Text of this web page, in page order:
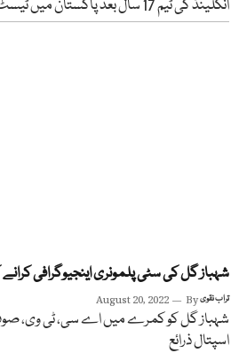
انگلینڈ کی ٹیم 17 سال بعد پاکستان میں ٹیسٹ سیریز کھیلے گی
شہباز گل کی سٹی پلمونری اینجیوگرافی
August 20, 2022 Byتراب نقوی
شہباز گل کو کمرے میں اے سی، ٹی وی،
اسپتال ذرائع